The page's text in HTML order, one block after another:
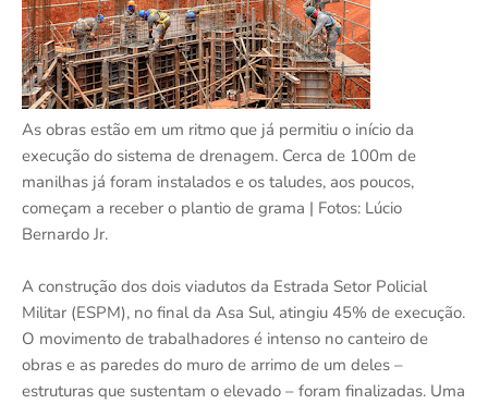
As obras estão em um ritmo que já permitiu o início da
execução do sistema de drenagem. Cerca de 100m de
manilhas já foram instalados e os taludes, aos poucos,
começam a receber o plantio de grama | Fotos: Lúcio
Bernardo Jr.
A construção dos dois viadutos da Estrada Setor Policial
Militar (ESPM), no final da Asa Sul, atingiu 45% de execução.
O movimento de trabalhadores é intenso no canteiro de
obras e as paredes do muro de arrimo de um deles –
estruturas que sustentam o elevado – foram finalizadas. Uma